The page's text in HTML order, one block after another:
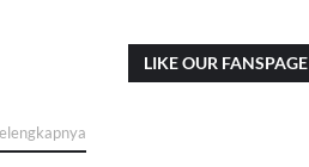
LIKE OUR FANSPAGE